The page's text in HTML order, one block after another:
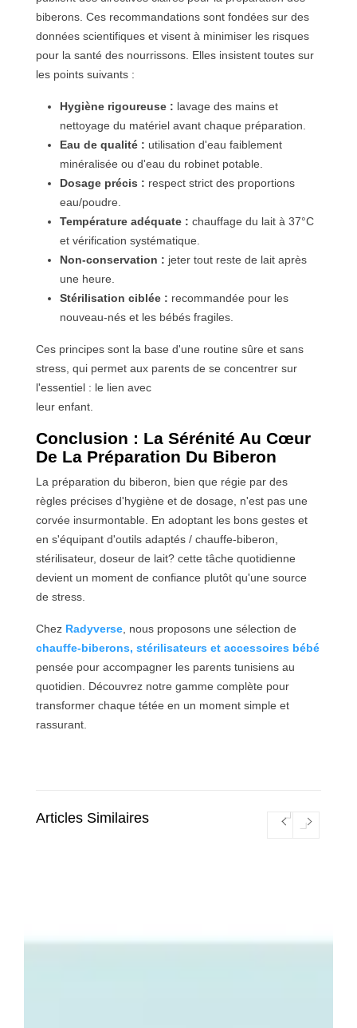
biberons. Ces recommandations sont fondées sur des
données scientifiques et visent à minimiser les risques
pour la santé des nourrissons. Elles insistent toutes sur
les points suivants :
Hygiène rigoureuse : lavage des mains et
nettoyage du matériel avant chaque préparation.
Eau de qualité : utilisation d'eau faiblement
minéralisée ou d'eau du robinet potable.
Dosage précis : respect strict des proportions
eau/poudre.
Température adéquate : chauffage du lait à 37°C
et vérification systématique.
Non-conservation : jeter tout reste de lait après
une heure.
Stérilisation ciblée : recommandée pour les
nouveau-nés et les bébés fragiles.
Ces principes sont la base d'une routine sûre et sans
stress, qui permet aux parents de se concentrer sur
l'essentiel : le lien avec
leur enfant.
Conclusion : La Sérénité Au Cœur
De La Préparation Du Biberon
La préparation du biberon, bien que régie par des
règles précises d'hygiène et de dosage, n'est pas une
corvée insurmontable. En adoptant les bons gestes et
en s'équipant d'outils adaptés / chauffe-biberon,
stérilisateur, doseur de lait? cette tâche quotidienne
devient un moment de confiance plutôt qu'une source
de stress.
Chez Radyverse, nous proposons une sélection de
chauffe-biberons, stérilisateurs et accessoires bébé
pensée pour accompagner les parents tunisiens au
quotidien. Découvrez notre gamme complète pour
transformer chaque tétée en un moment simple et
rassurant.
Articles Similaires